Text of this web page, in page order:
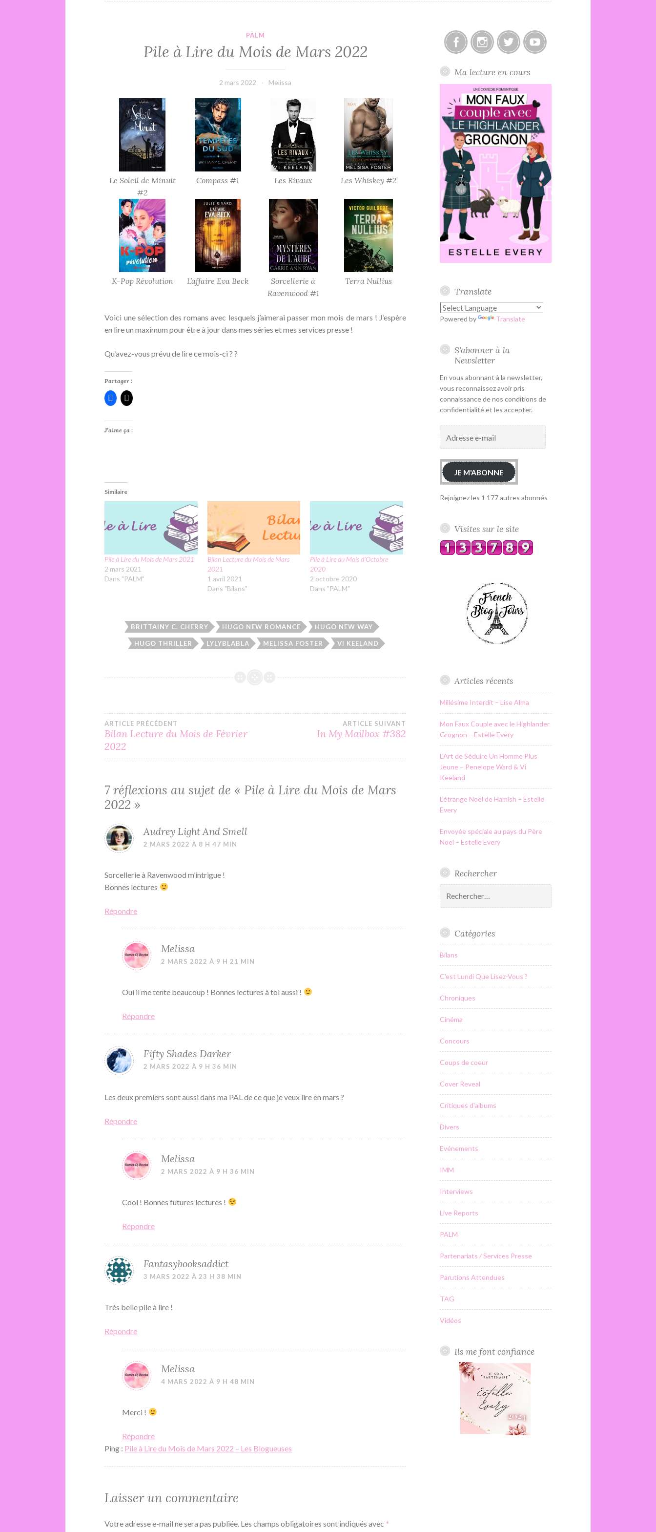
PALM
Pile à Lire du Mois de Mars 2022
2 mars 2022 Melissa
Le Soleil de Minuit
#2
Compass #1 Les Rivaux Les Whiskey #2
K-Pop Révolution L’affaire Eva Beck
Sorcellerie à
Ravenwood #1
Terra Nullius
Voici une sélection des romans avec lesquels j’aimerai passer mon mois de mars ! J’espère
en lire un maximum pour être à jour dans mes séries et mes services presse !
Qu’avez-vous prévu de lire ce mois-ci ? ?
Partager :
J’aime ça :
Similaire
Pile à Lire du Mois de Mars 2021
2 mars 2021
Dans "PALM"
Bilan Lecture du Mois de Mars
2021
1 avril 2021
Dans "Bilans"
Pile à Lire du Mois d’Octobre
2020
2 octobre 2020
Dans "PALM"
BRITTAINY C. CHERRY HUGO NEW ROMANCE HUGO NEW WAY
HUGO THRILLER LYLYBLABLA MELISSA FOSTER VI KEELAND
Navigation
de
ARTICLE PRÉCÉDENT
Bilan Lecture du Mois de Février
2022
ARTICLE SUIVANT
In My Mailbox #382
7 réflexions au sujet de « Pile à Lire du Mois de Mars
2022 »
Audrey Light And Smell
2 MARS 2022 À 8 H 47 MIN
Sorcellerie à Ravenwood m’intrigue !
Bonnes lectures
Répondre
Melissa
2 MARS 2022 À 9 H 21 MIN
Oui il me tente beaucoup ! Bonnes lectures à toi aussi !
Répondre
Fifty Shades Darker
2 MARS 2022 À 9 H 36 MIN
Les deux premiers sont aussi dans ma PAL de ce que je veux lire en mars ?
Répondre
Melissa
2 MARS 2022 À 9 H 36 MIN
Cool ! Bonnes futures lectures !
Répondre
Fantasybooksaddict
3 MARS 2022 À 23 H 38 MIN
Très belle pile à lire !
Répondre
Melissa
4 MARS 2022 À 9 H 48 MIN
Merci !
Répondre
Ping : Pile à Lire du Mois de Mars 2022 – Les Blogueuses
Laisser un commentaire
Votre adresse e-mail ne sera pas publiée. Les champs obligatoires sont indiqués avec *
Ma lecture en cours
Translate
Powered by Translate
S'abonner à la
Newsletter
En vous abonnant à la newsletter,
vous reconnaissez avoir pris
connaissance de nos conditions de
confidentialité et les accepter.
mail
JE M'ABONNE
Rejoignez les 1 177 autres abonnés
Visites sur le site
Articles récents
Millésime Interdit – Lise Alma
Mon Faux Couple avec le Highlander
Grognon – Estelle Every
L’Art de Séduire Un Homme Plus
Jeune – Penelope Ward & Vi
Keeland
L’étrange Noël de Hamish – Estelle
Every
Envoyée spéciale au pays du Père
Noël – Estelle Every
Rechercher
Catégories
Bilans
C'est Lundi Que Lisez-Vous ?
Chroniques
Cinéma
Concours
Coups de coeur
Cover Reveal
Critiques d'albums
Divers
Evénements
IMM
Interviews
Live Reports
PALM
Partenariats / Services Presse
Parutions Attendues
TAG
Vidéos
Ils me font confiance